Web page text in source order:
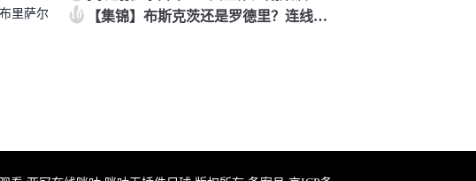
里萨尔
10 【集锦】布斯克茨还是罗德里？连线博斯克：大师的选择会是谁？